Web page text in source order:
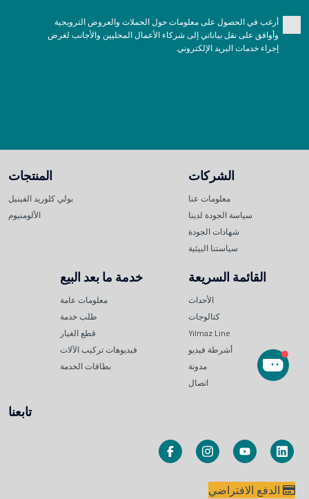
أرغب في الحصول على معلومات حول الحملات والعروض الترويجية
وأوافق على نقل بياناتي إلى شركاء الأعمال المحليين والأجانب لغرض
إجراء خدمات البريد الإلكتروني.
الشركات
معلومات عنا
سياسة الجودة لدينا
شهادات الجودة
سياستنا البيئية
المنتجات
بولي كلوريد الفينيل
الألومنيوم
القائمة السريعة
الأحداث
كتالوجات
Yılmaz Line
أشرطة فيديو
مدونة
اتصال
خدمة ما بعد البيع
معلومات عامة
طلب خدمة
قطع الغيار
فيديوهات تركيب الآلات
بطاقات الخدمة
تابعنا
الدفع الافتراضي